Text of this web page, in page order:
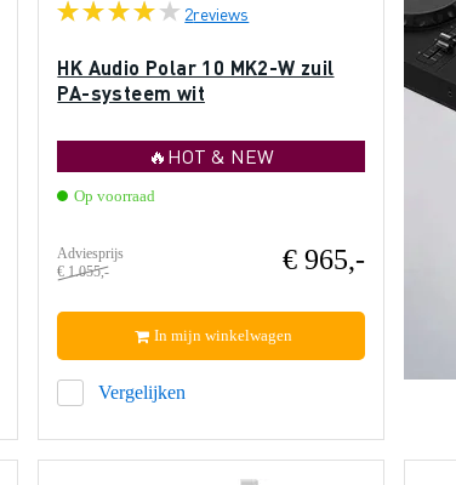
2reviews
HK Audio Polar 10 MK2-W zuil
PA-systeem wit
🔥HOT & NEW
Op voorraad
Adviesprijs
€ 1.055,-
€ 965,-
Vergelijken
In mijn winkelwagen